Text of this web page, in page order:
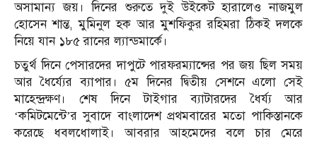
অসামান্য জয়। দিনের শুরুতে দুই উইকেট হারালেও নাজমুল
হোসেন শান্ত, মুমিনুল হক আর মুশফিকুর রহিমরা ঠিকই দলকে
নিয়ে যান ১৮৫ রানের ল্যান্ডমার্কে।
চতুর্থ দিনে পেসারদের দাপুটে পারফরম্যান্সের পর জয় ছিল সময়
আর ধৈর্য্যের ব্যাপার। ৫ম দিনের দ্বিতীয় সেশনে এলো সেই
মাহেন্দ্রক্ষণ। শেষ দিনে টাইগার ব্যাটারদের ধৈর্য্য আর
‘কমিটমেন্টে’র সুবাদে বাংলাদেশ প্রথমবারের মতো পাকিস্তানকে
করেছে ধবলধোলাই। আবরার আহমেদের বলে চার মেরে